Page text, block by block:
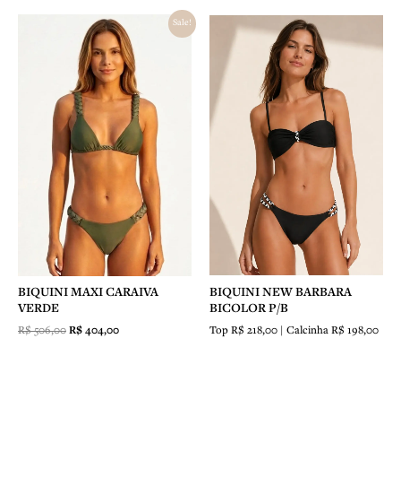
Sale!
BIQUINI MAXI CARAIVA
VERDE
R$506,00
preço
original
era:
R$ 506,00.
R$ 404,00
O
preço
atual
é:
R$ 404,00.
BIQUINI NEW BARBARA
BICOLOR P/B
Top R$ 218,00 | Calcinha R$ 198,00